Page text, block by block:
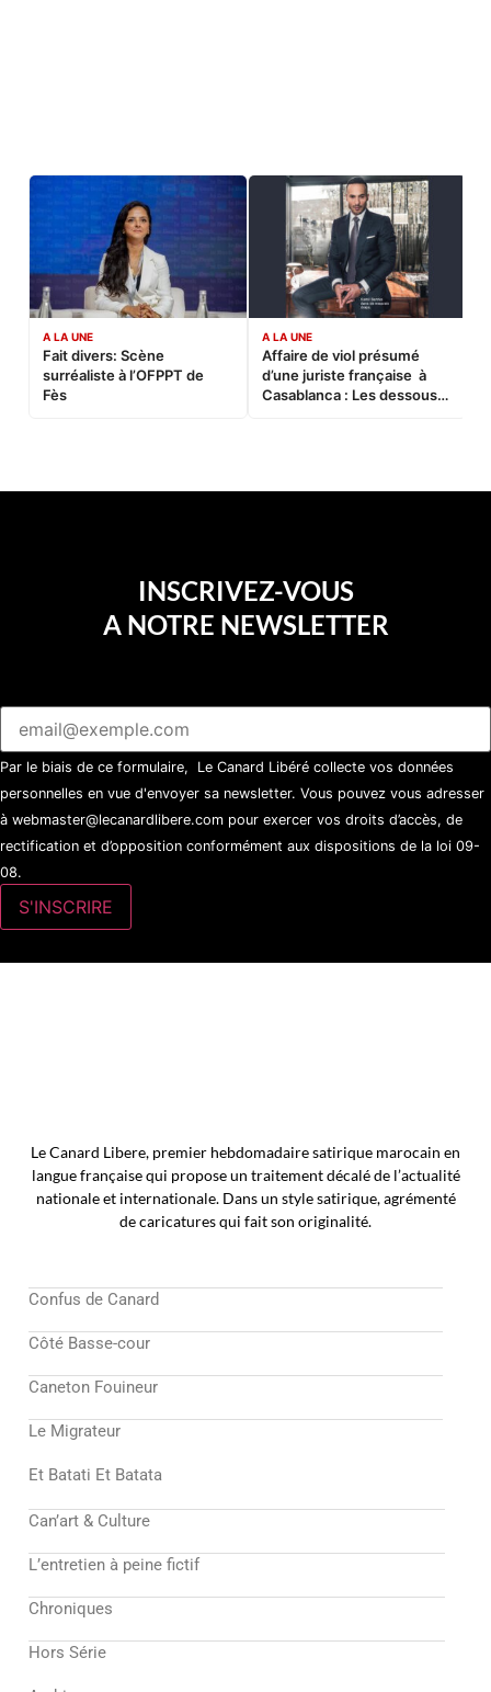
A LA UNE
Fait divers: Scène
surréaliste à l’OFPPT de
Fès
A LA UNE
Affaire de viol présumé
d’une juriste française à
Casablanca : Les dessous
INSCRIVEZ-VOUS
A NOTRE NEWSLETTER
Par le biais de ce formulaire, Le Canard Libéré collecte vos données
personnelles en vue d'envoyer sa newsletter. Vous pouvez vous adresser
à webmaster@lecanardlibere.com pour exercer vos droits d’accès, de
rectification et d’opposition conformément aux dispositions de la loi 09-
08.
Le Canard Libere, premier hebdomadaire satirique marocain en
langue française qui propose un traitement décalé de l’actualité
nationale et internationale. Dans un style satirique, agrémenté
de caricatures qui fait son originalité.
Confus de Canard
Côté Basse-cour
Caneton Fouineur
Le Migrateur
Et Batati Et Batata
Can’art & Culture
L’entretien à peine fictif
Chroniques
Hors Série